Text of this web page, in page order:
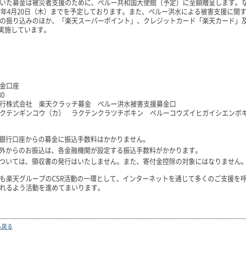
た募金は被災者支援のために、ペルー共和国大使館（予定）に全額贈呈します。
4月20日（木）までを予定しております。また、ペルー洪水による被害支援に関
振り込みのほか、「楽天スーパーポイント」、クレジットカード「楽天カード」
しています。
口座
株式会社 楽天クラッチ募金 ペルー洪水被害支援募金口
テンギンコウ（カ） ラクテンクラツチボキン ペルーコウズイヒガイシエン
行口座からの募金に振込手数料はかかりません。
からのお振込は、各金融機関が設定する振込手数料がかかります。
いては、領収書の発行はいたしません。また、寄付金控除の対象にはなりません。
楽天グループのCSR活動の一環として、インターネットを通じて多くのご支援を
るよう活動を進めてまいります。
る